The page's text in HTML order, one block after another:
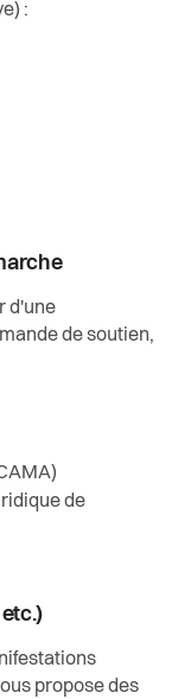
:
d'une
de soutien,
de
propose des